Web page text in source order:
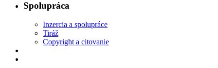
Spolupráca
Inzercia a spolupráce
Tiráž
Copyright a citovanie